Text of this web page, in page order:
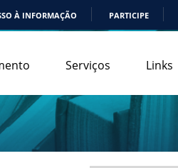
À INFORMAÇÃO PARTICIPE
Serviços Links